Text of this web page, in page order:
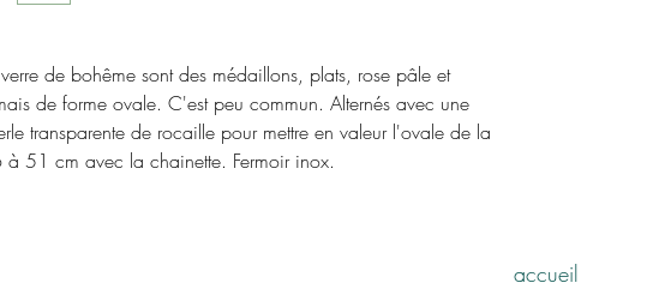
de bohême sont des médaillons, plats, rose pâle et
de forme ovale. C'est peu commun. Alternés avec une
transparente de rocaille pour mettre en valeur l'ovale de la
51 cm avec la chainette. Fermoir inox.
accueil